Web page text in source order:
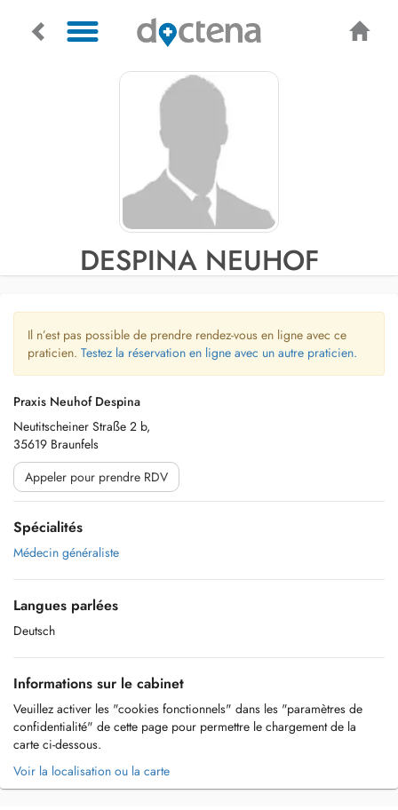
DESPINA NEUHOF
Il n’est pas possible de prendre rendez-vous en ligne avec ce
praticien. Testez la réservation en ligne avec un autre praticien.
Praxis Neuhof Despina
Neutitscheiner Straße 2 b,
35619 Braunfels
Appeler pour prendre RDV
Spécialités
Médecin généraliste
Langues parlées
Deutsch
Informations sur le cabinet
Veuillez activer les "cookies fonctionnels" dans les "paramètres de
confidentialité" de cette page pour permettre le chargement de la
carte ci-dessous.
Voir la localisation ou la carte